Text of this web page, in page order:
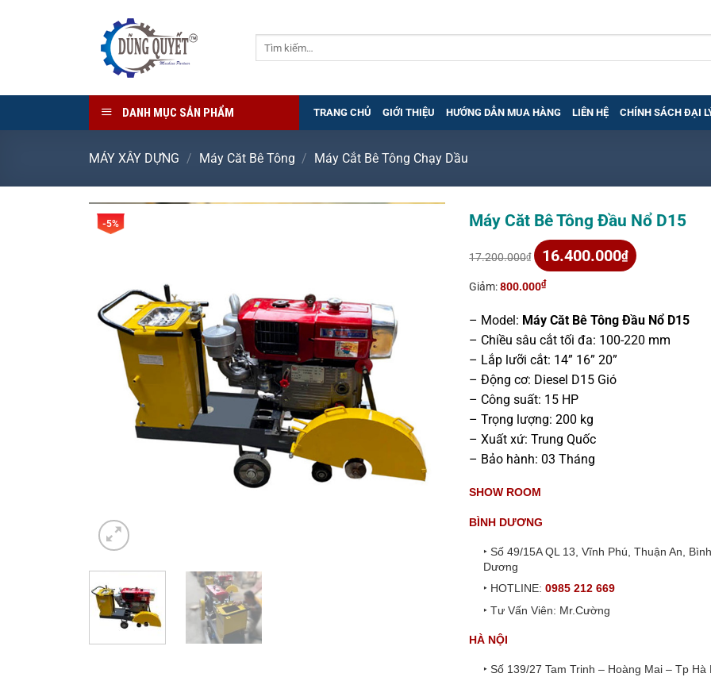
DANH MỤC SẢN PHẨM TRANG CHỦ GIỚI THIỆU HƯỚNG DẪN MUA HÀNG LIÊN HỆ CHÍNH SÁCH ĐẠI
MÁY XÂY DỰNG / Máy Căt Bê Tông / Máy Cắt Bê Tông Chạy Dầu
-5% Máy Căt Bê Tông Đầu Nổ D15
17.200.000₫
gốc
là:
17.200.000₫.
16.400.000₫
hiện
tại
là:
Giảm:800.000₫
– Model: Máy Căt Bê Tông Đầu Nổ D15
– Chiều sâu cắt tối đa: 100-220 mm
– Lắp lưỡi cắt: 14” 16” 20”
– Động cơ: Diesel D15 Gió
– Công suất: 15 HP
– Trọng lượng: 200 kg
– Xuất xứ: Trung Quốc
– Bảo hành: 03 Tháng
SHOW ROOM
BÌNH DƯƠNG
‣ Số 49/15A QL 13, Vĩnh Phú, Thuận An,
Dương
‣ HOTLINE:0985 212 669
‣ Tư Vấn Viên: Mr.Cường
HÀ NỘI
‣ Số 139/27 Tam Trinh – Hoàng Mai – Tp Hà